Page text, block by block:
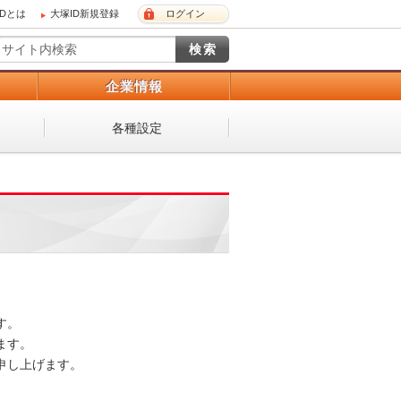
とは 大塚ID新規登録 ログイン
企業情報
各種設定
。
上げます。